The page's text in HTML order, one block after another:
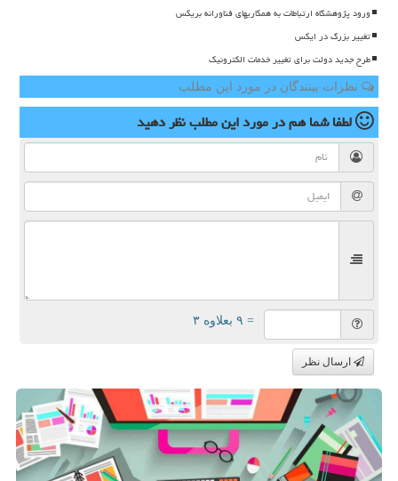
ورود پژوهشگاه ارتباطات به همکاریهای فناورانه بریکس
تغییر بزرگ در ایکس
طرح جدید دولت برای تغییر خدمات الکترونیک
نظرات بینندگان در مورد این مطلب
لطفا شما همدر مورد این مطلبنظر دهید
= ۹ بعلاوه ۳
ارسال نظر